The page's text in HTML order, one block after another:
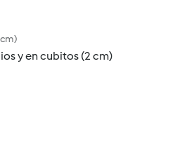
y en cubitos (2 cm)